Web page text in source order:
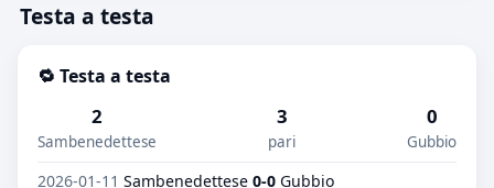
Testa a testa
🔁 Testa a testa
2
Sambenedettese
3
pari
0
Gubbio
2026-01-11 Sambenedettese 0-0 Gubbio